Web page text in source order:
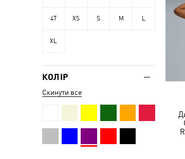
4T XS S M L
XL
КОЛІР
Скинути все